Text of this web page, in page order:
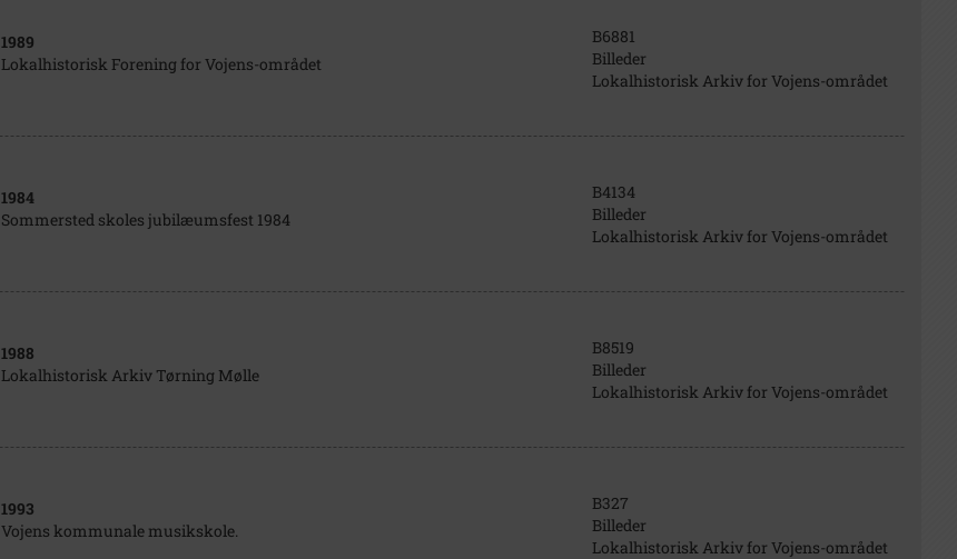
1989
Lokalhistorisk Forening for Vojens-området
B6881
Billeder
Lokalhistorisk Arkiv for Vojens-området
1984
Sommersted skoles jubilæumsfest 1984
B4134
Billeder
Lokalhistorisk Arkiv for Vojens-området
1988
Lokalhistorisk Arkiv Tørning Mølle
B8519
Billeder
Lokalhistorisk Arkiv for Vojens-området
1993
Vojens kommunale musikskole.
B327
Billeder
Lokalhistorisk Arkiv for Vojens-området